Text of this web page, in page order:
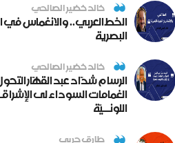
خالد خضير الصالحي
الخط العربي.. والانغماس في
البصرية
خالد خضير الصالحي
الرسام شدّاد عبد القهّار
الغمامات السوداء لى
اللونــيّة
طارق حربي